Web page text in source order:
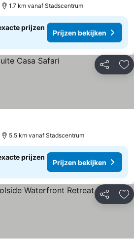
1.7 km vanaf Stadscentrum
prijzen
Prijzen bekijken
Delen
5.5 km vanaf Stadscentrum
prijzen
Prijzen bekijken
Delen